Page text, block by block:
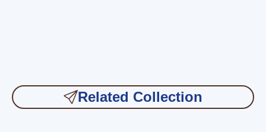
Related Collection